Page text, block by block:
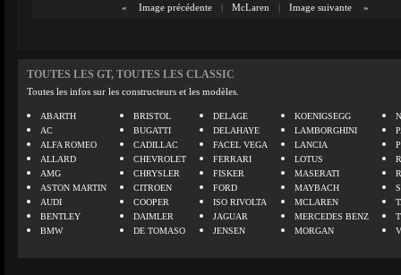
« Image précédente | McLaren | Image suivante »
TOUTES LES GT, TOUTES LES CLASSIC
Toutes les infos sur les constructeurs et les modèles.
ABARTH
AC
ALFA ROMEO
ALLARD
AMG
ASTON MARTIN
AUDI
BENTLEY
BMW
BRISTOL
BUGATTI
CADILLAC
CHEVROLET
CHRYSLER
CITROEN
COOPER
DAIMLER
DE TOMASO
DELAGE
DELAHAYE
FACEL VEGA
FERRARI
FISKER
FORD
ISO RIVOLTA
JAGUAR
JENSEN
KOENIGSEGG
LAMBORGHINI
LANCIA
LOTUS
MASERATI
MAYBACH
MCLAREN
MERCEDES BENZ
MORGAN